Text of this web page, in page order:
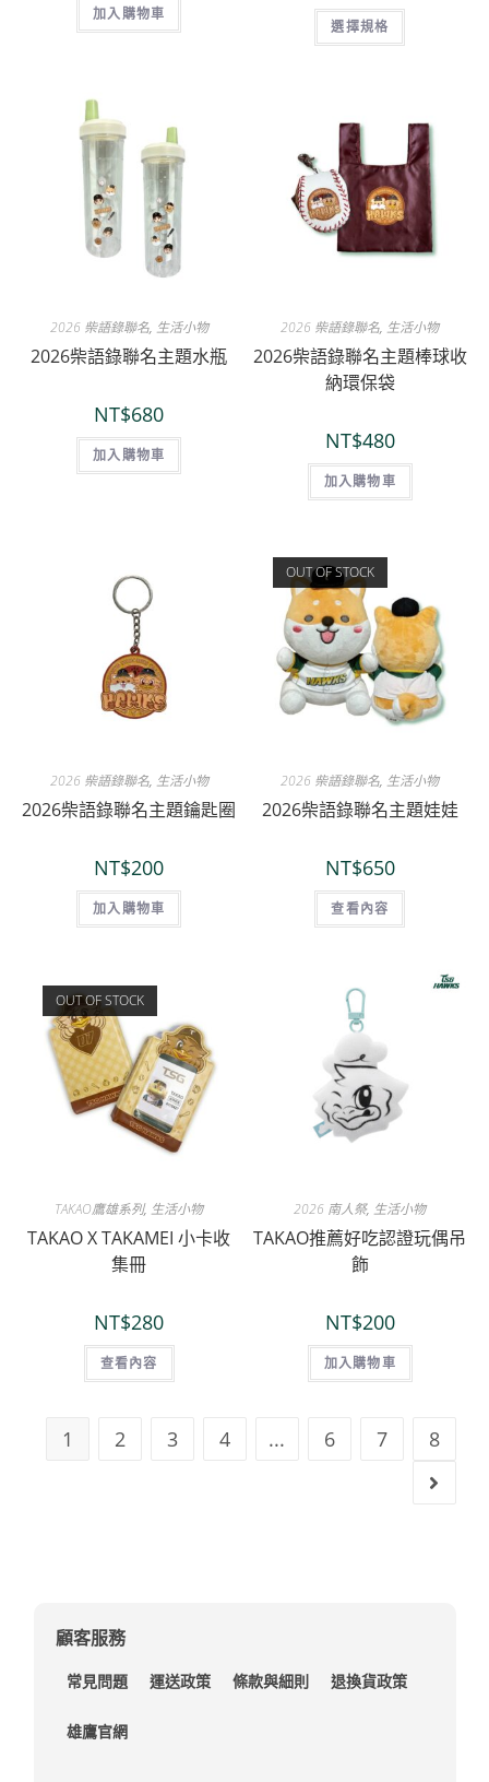
加入購物車
選擇規格
2026 柴語錄聯名, 生活小物
2026柴語錄聯名主題水瓶
NT$680
加入購物車
2026 柴語錄聯名, 生活小物
2026柴語錄聯名主題棒球收
納環保袋
NT$480
加入購物車
2026 柴語錄聯名, 生活小物
2026柴語錄聯名主題鑰匙圈
NT$200
加入購物車
OUT OF STOCK
2026 柴語錄聯名, 生活小物
2026柴語錄聯名主題娃娃
NT$650
查看內容
OUT OF STOCK
TAKAO鷹雄系列, 生活小物
TAKAO X TAKAMEI 小卡收
集冊
NT$280
查看內容
2026 南人祭, 生活小物
TAKAO推薦好吃認證玩偶吊
飾
NT$200
加入購物車
1 2 3 4 ... 6 7 8
顧客服務
常見問題 運送政策 條款與細則 退換貨政策
雄鷹官網